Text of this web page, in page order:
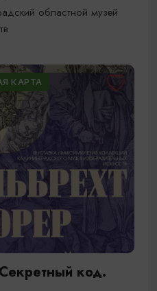
областной музей
КАРТА
код.